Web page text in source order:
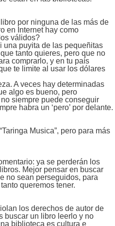
por ninguna de las más de
en Internet hay como
válidos?
una puyita de las pequeñitas
tanto quieres, pero que no
comprarlo, y en tu país
te limite al usar los dólares
A veces hay determinadas
algo es bueno, pero
siempre puede conseguir
habra un ‘pero’ por delante.
Musica”, pero para más
ya se perderán los
Mejor pensar en buscar
no sean perseguidos, para
queremos tener.
los derechos de autor de
buscar un libro leerlo y no
biblioteca es cultura e